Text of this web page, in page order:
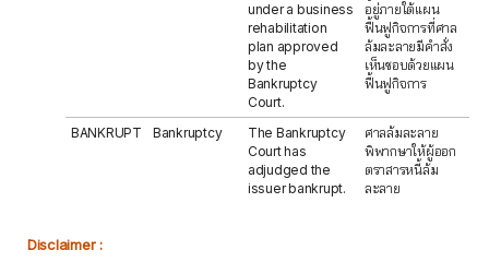
under a business
rehabilitation
plan approved
by the
Bankruptcy
Court.
อยู่ภายใต้แผน
ฟื้นฟูกิจการที่ศาล
ล้มละลายมีคำสั่ง
เห็นชอบด้วยแผน
ฟื้นฟูกิจการ
BANKRUPT Bankruptcy
The Bankruptcy
Court has
adjudged the
issuer bankrupt.
ศาลล้มละลาย
พิพากษาให้ผู้ออก
ตราสารหนี้ล้ม
ละลาย
Disclaimer :